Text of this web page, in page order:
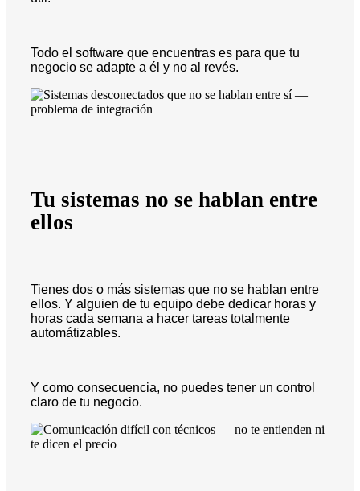
Todo el software que encuentras es para que tu
negocio se adapte a él y no al revés.
Tu sistemas no se hablan entre
ellos
Tienes dos o más sistemas que no se hablan entre
ellos. Y alguien de tu equipo debe dedicar horas y
horas cada semana a hacer tareas totalmente
automátizables.
Y como consecuencia, no puedes tener un control
claro de tu negocio.